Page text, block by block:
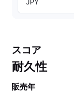
JPY
スコア
耐久性
販売年